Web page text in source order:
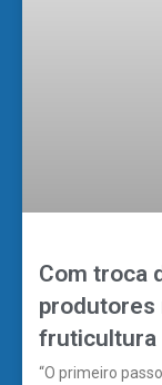
Com troca
produtores
fruticultura
“O primeiro